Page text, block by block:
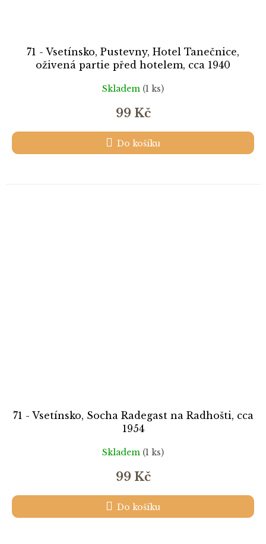
71 - Vsetínsko, Pustevny, Hotel Tanečnice,
oživená partie před hotelem, cca 1940
Skladem (1 ks)
99 Kč
Do košíku
71 - Vsetínsko, Socha Radegast na Radhošti, cca
1954
Skladem (1 ks)
99 Kč
Do košíku